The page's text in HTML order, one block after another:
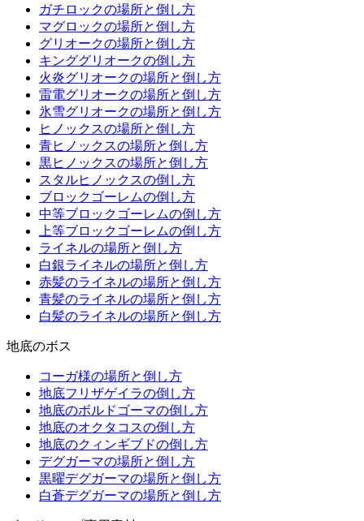
ガチロックの場所と倒し方
マグロックの場所と倒し方
グリオークの場所と倒し方
キンググリオークの倒し方
火炎グリオークの場所と倒し方
雷電グリオークの場所と倒し方
氷雪グリオークの場所と倒し方
ヒノックスの場所と倒し方
青ヒノックスの場所と倒し方
黒ヒノックスの場所と倒し方
スタルヒノックスの倒し方
ブロックゴーレムの倒し方
中等ブロックゴーレムの倒し方
上等ブロックゴーレムの倒し方
ライネルの場所と倒し方
白銀ライネルの場所と倒し方
赤髪のライネルの場所と倒し方
青髪のライネルの場所と倒し方
白髪のライネルの場所と倒し方
地底のボス
コーガ様の場所と倒し方
地底フリザゲイラの倒し方
地底のボルドゴーマの倒し方
地底のオクタコスの倒し方
地底のクィンギブドの倒し方
デグガーマの場所と倒し方
黒曜デグガーマの場所と倒し方
白蒼デグガーマの場所と倒し方